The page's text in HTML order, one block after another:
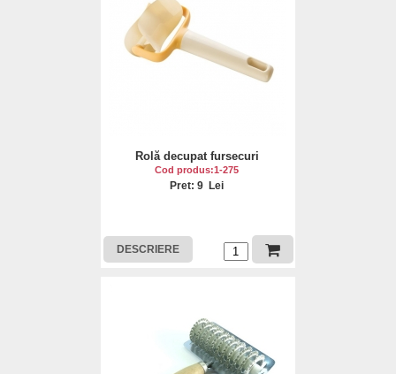
Rolă decupat fursecuri
Cod produs:1-275
Pret: 9 Lei
DESCRIERE